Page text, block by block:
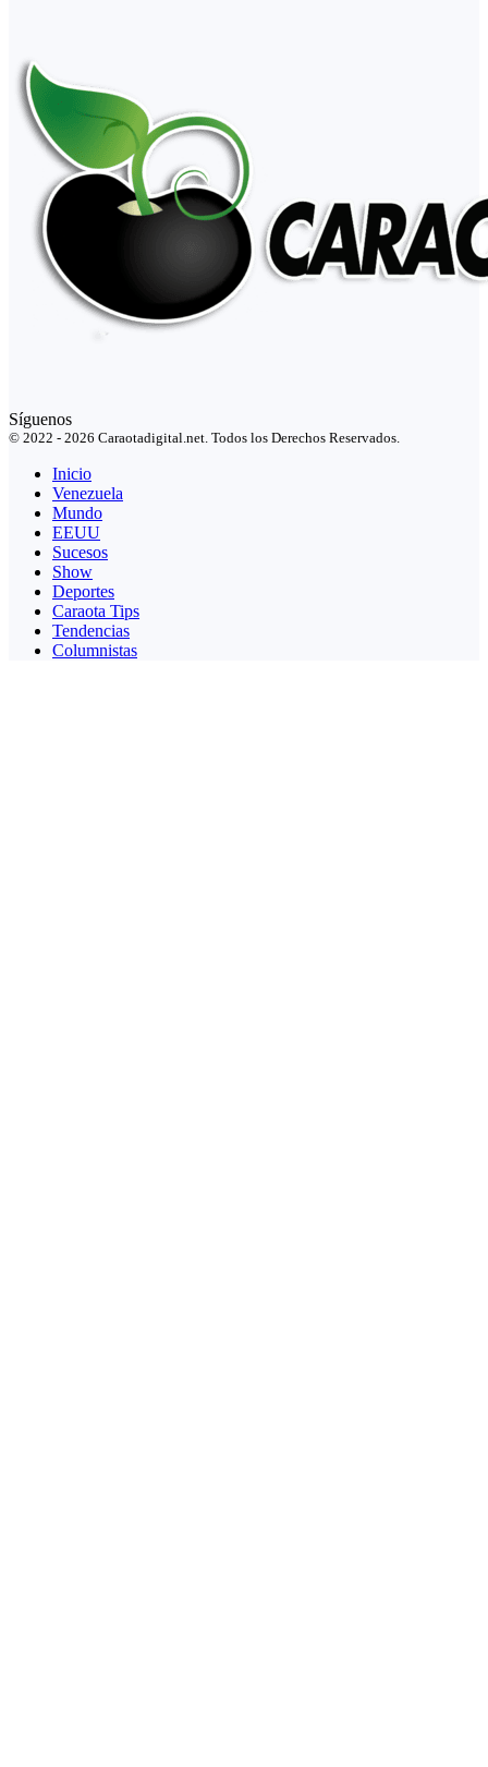
Síguenos
© 2022 - 2026 Caraotadigital.net. Todos los Derechos Reservados.
Inicio
Venezuela
Mundo
EEUU
Sucesos
Show
Deportes
Caraota Tips
Tendencias
Columnistas